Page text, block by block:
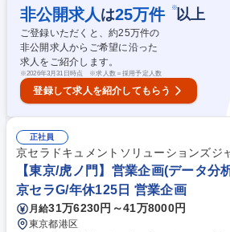
ど）、学校対応（学内セミナー、学校訪問） ・
会、内定者研修会、内定式など） ・応募者管理
用 募集職種 【大阪/新卒採用担当】年休127日/安定性◎/定着性◎/福利厚
生◎/月残業20h以下
非公開求人 は25万件 ※以上
ご登録いただくと、約25万件の
非公開求人からご希望に沿った
求人をご紹介します。
※2026年3月31日時点 ※求人数＝採用予定人数
登録して求人を紹介してもらう
正社員
京セラドキュメントソリューションズジ
【東京/虎ノ門】営業企画(データ
京セラG/年休125日 営業企画
月給31万6230円～41万8000円
東京都港区